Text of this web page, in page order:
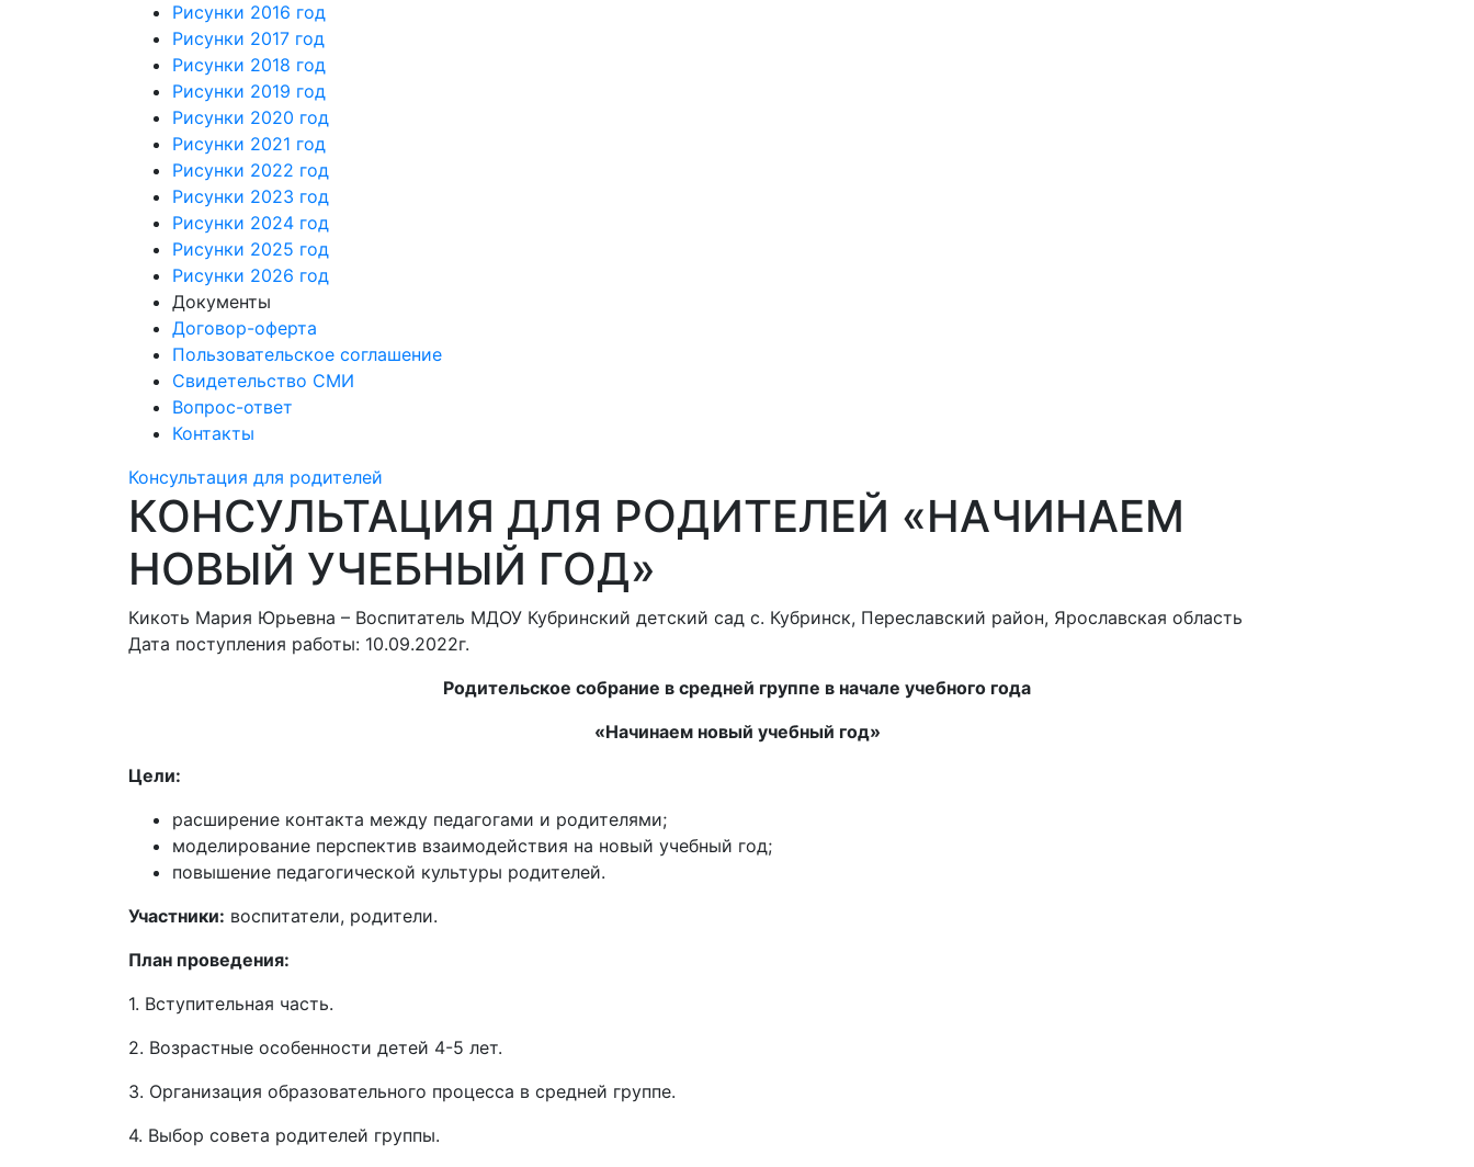
Рисунки 2016 год
Рисунки 2017 год
Рисунки 2018 год
Рисунки 2019 год
Рисунки 2020 год
Рисунки 2021 год
Рисунки 2022 год
Рисунки 2023 год
Рисунки 2024 год
Рисунки 2025 год
Рисунки 2026 год
Документы
Договор-оферта
Пользовательское соглашение
Свидетельство СМИ
Вопрос-ответ
Контакты
Консультация для родителей
КОНСУЛЬТАЦИЯ ДЛЯ РОДИТЕЛЕЙ «НАЧИНАЕМ
НОВЫЙ УЧЕБНЫЙ ГОД»
Кикоть Мария Юрьевна – Воспитатель МДОУ Кубринский детский сад с. Кубринск, Переславский район, Ярославская область
Дата поступления работы: 10.09.2022г.
Родительское собрание в средней группе в начале учебного года
«Начинаем новый учебный год»
Цели:
расширение контакта между педагогами и родителями;
моделирование перспектив взаимодействия на новый учебный год;
повышение педагогической культуры родителей.
Участники: воспитатели, родители.
План проведения:
1. Вступительная часть.
2. Возрастные особенности детей 4-5 лет.
3. Организация образовательного процесса в средней группе.
4. Выбор совета родителей группы.